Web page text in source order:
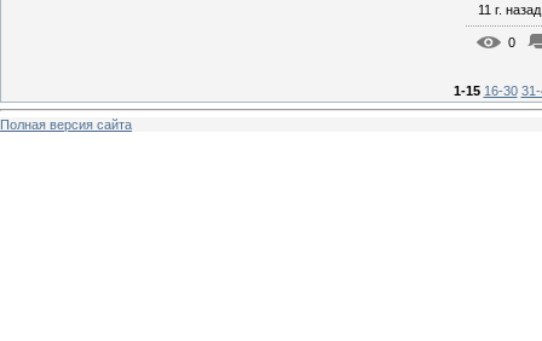
11 г. назад
0
1-15 16-30
Полная версия сайта